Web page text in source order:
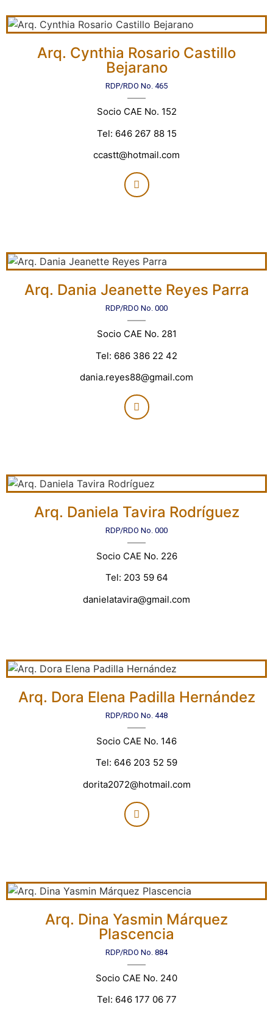
Arq. Cynthia Rosario Castillo
Bejarano
RDP/RDO No. 465
Socio CAE No. 152
Tel: 646 267 88 15
ccastt@hotmail.com
Arq. Dania Jeanette Reyes Parra
RDP/RDO No. 000
Socio CAE No. 281
Tel: 686 386 22 42
dania.reyes88@gmail.com
Arq. Daniela Tavira Rodríguez
RDP/RDO No. 000
Socio CAE No. 226
Tel: 203 59 64
danielatavira@gmail.com
Arq. Dora Elena Padilla Hernández
RDP/RDO No. 448
Socio CAE No. 146
Tel: 646 203 52 59
dorita2072@hotmail.com
Arq. Dina Yasmin Márquez
Plascencia
RDP/RDO No. 884
Socio CAE No. 240
Tel: 646 177 06 77